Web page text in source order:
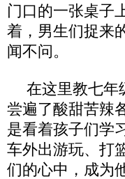
门口的一张桌子
着，男生们捉来
闻不问。
在这里教七年
尝遍了酸甜苦辣
是看着孩子们学
车外出游玩、打
们的心中，成为